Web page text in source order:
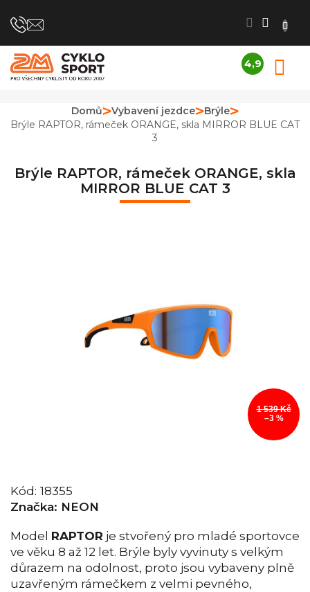
na
4,9
je
4,9
Domů Vybavení jezdce
Brýle
Brýle RAPTOR, rámeček ORANGE, skla MIRROR BLUE CAT
3
Brýle RAPTOR, rámeček ORANGE, skla
MIRROR BLUE CAT 3
1 539 Kč
–3 %
Kód: 18355
Značka: NEON
Model RAPTOR je stvořený pro mladé sportovce
ve věku 8 až 12 let. Brýle byly vyvinuty s velkým
důrazem na odolnost, proto jsou vybaveny plně
uzavřeným rámečkem z velmi pevného,